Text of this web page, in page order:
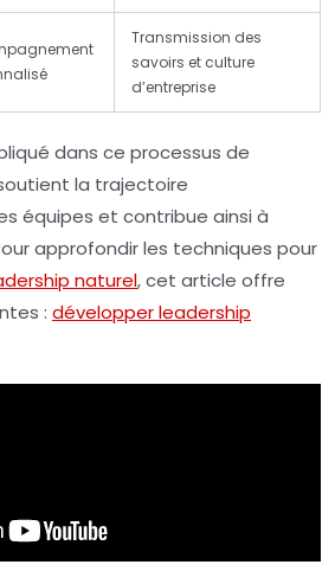
Transmission des
savoirs et culture
d’entreprise
dans ce processus de
la trajectoire
équipes et contribue ainsi à
approfondir les techniques pour
naturel, cet article offre
: développer leadership